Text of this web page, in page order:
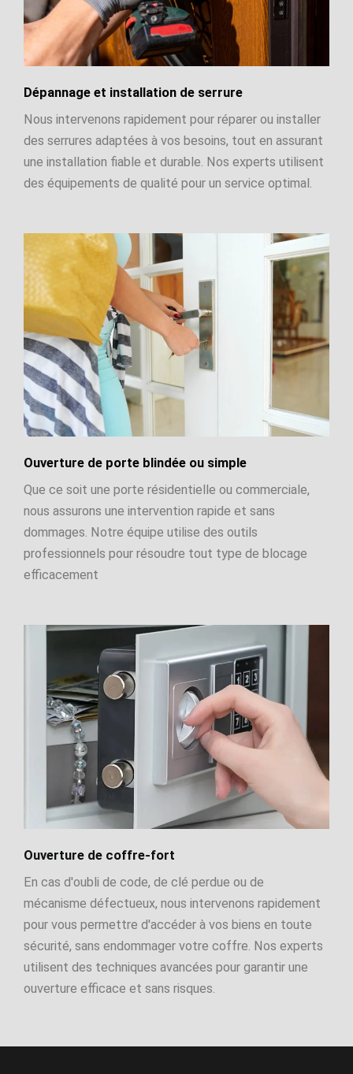
Dépannage et installation de serrure
Nous intervenons rapidement pour réparer ou installer
des serrures adaptées à vos besoins, tout en assurant
une installation fiable et durable. Nos experts utilisent
des équipements de qualité pour un service optimal.
Ouverture de porte blindée ou simple
Que ce soit une porte résidentielle ou commerciale,
nous assurons une intervention rapide et sans
dommages. Notre équipe utilise des outils
professionnels pour résoudre tout type de blocage
efficacement
Ouverture de coffre-fort
En cas d'oubli de code, de clé perdue ou de
mécanisme défectueux, nous intervenons rapidement
pour vous permettre d'accéder à vos biens en toute
sécurité, sans endommager votre coffre. Nos experts
utilisent des techniques avancées pour garantir une
ouverture efficace et sans risques.